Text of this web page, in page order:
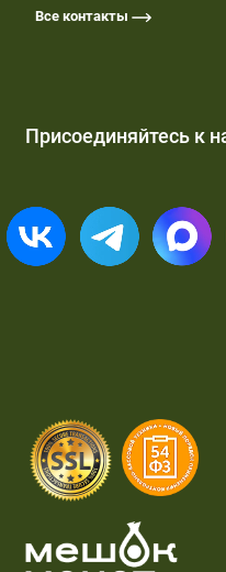
Все контакты
Присоединяйтесь к